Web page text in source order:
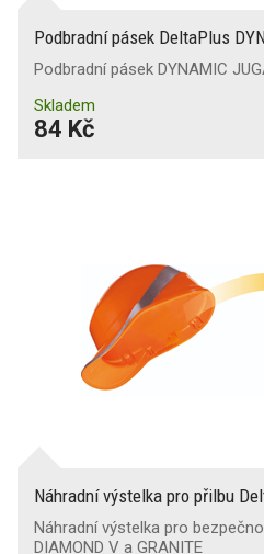
Podbradní pásek DeltaPlus
Podbradní pásek DYNAMIC
Skladem
84 Kč
Náhradní výstelka pro přilbu
Náhradní výstelka pro
DIAMOND V a GRANITE